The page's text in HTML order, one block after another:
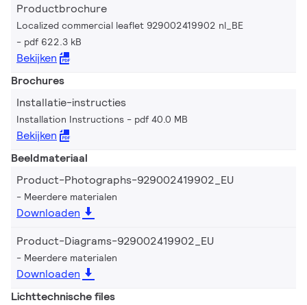
Productbrochure
Localized commercial leaflet 929002419902 nl_BE
pdf 622.3 kB
Bekijken
Brochures
Installatie-instructies
Installation Instructions pdf 40.0 MB
Bekijken
Beeldmateriaal
Product-Photographs-929002419902_EU
Meerdere materialen
Downloaden
Product-Diagrams-929002419902_EU
Meerdere materialen
Downloaden
Lichttechnische files